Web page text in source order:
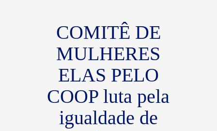
COMITÊ DE
MULHERES
ELAS PELO
COOP luta pela
igualdade de